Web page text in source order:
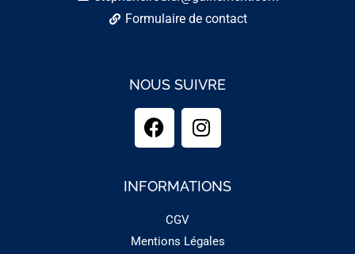
Formulaire de contact
NOUS SUIVRE
INFORMATIONS
CGV
Mentions Légales